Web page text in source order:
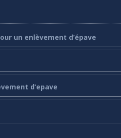
un enlèvement d’épave
d’epave